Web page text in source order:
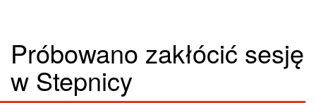
Próbowano zakłócić sesję
w Stepnicy